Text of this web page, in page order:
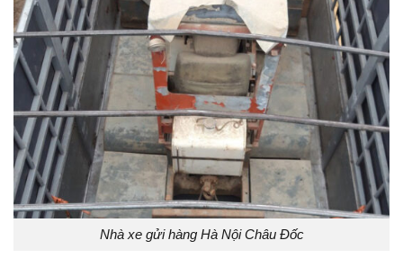
Nhà xe gửi hàng Hà Nội Châu Đốc